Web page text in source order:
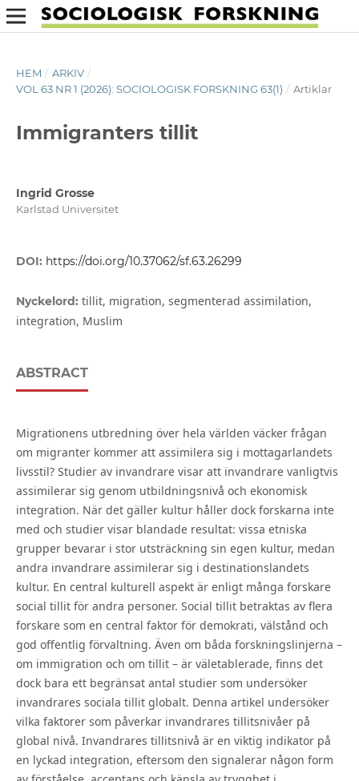
HEM / ARKIV /
VOL 63 NR 1 (2026): SOCIOLOGISK FORSKNING 63(1) / Artiklar
Immigranters tillit
Ingrid Grosse
Karlstad Universitet
DOI: https://doi.org/10.37062/sf.63.26299
Nyckelord: tillit, migration, segmenterad assimilation,
integration, Muslim
ABSTRACT
Migrationens utbredning över hela världen väcker frågan
om migranter kommer att assimilera sig i mottagarlandets
livsstil? Studier av invandrare visar att invandrare vanligtvis
assimilerar sig genom utbildningsnivå och ekonomisk
integration. När det gäller kultur håller dock forskarna inte
med och studier visar blandade resultat: vissa etniska
grupper bevarar i stor utsträckning sin egen kultur, medan
andra invandrare assimilerar sig i destinationslandets
kultur. En central kulturell aspekt är enligt många forskare
social tillit för andra personer. Social tillit betraktas av flera
forskare som en central faktor för demokrati, välstånd och
god offentlig förvaltning. Även om båda forskningslinjerna –
om immigration och om tillit – är väletablerade, finns det
dock bara ett begränsat antal studier som undersöker
invandrares sociala tillit globalt. Denna artikel undersöker
vilka faktorer som påverkar invandrares tillitsnivåer på
global nivå. Invandrares tillitsnivå är en viktig indikator på
en lyckad integration, eftersom den signalerar någon form